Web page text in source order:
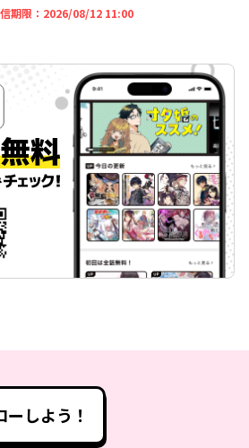
期限： 2026/08/12 11:002026年08月12日 11時
しよう！